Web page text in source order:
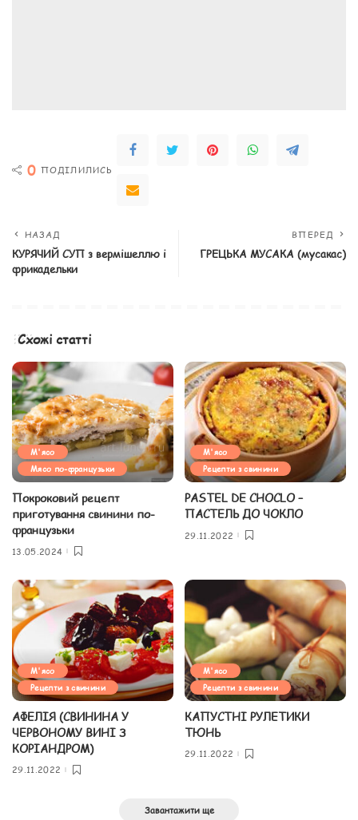
0 ПОДІЛИЛИСЬ
НАЗАД
КУРЯЧИЙ СУП з вермішеллю і
фрикадельки
ВПЕРЕД
ГРЕЦЬКА МУСАКА (мусакас)
Схожі статті
М'ясо
Мясо по-французьки
Покроковий рецепт
приготування свинини по-
французьки
13.05.2024
М'ясо
Рецепти з свинини
PASTEL DE CHOCLO –
ПАСТЕЛЬ ДО ЧОКЛО
29.11.2022
М'ясо
Рецепти з свинини
АФЕЛІЯ (СВИНИНА У
ЧЕРВОНОМУ ВИНІ З
КОРІАНДРОМ)
29.11.2022
М'ясо
Рецепти з свинини
КАПУСТНІ РУЛЕТИКИ
ТЮНЬ
29.11.2022
Завантажити ще